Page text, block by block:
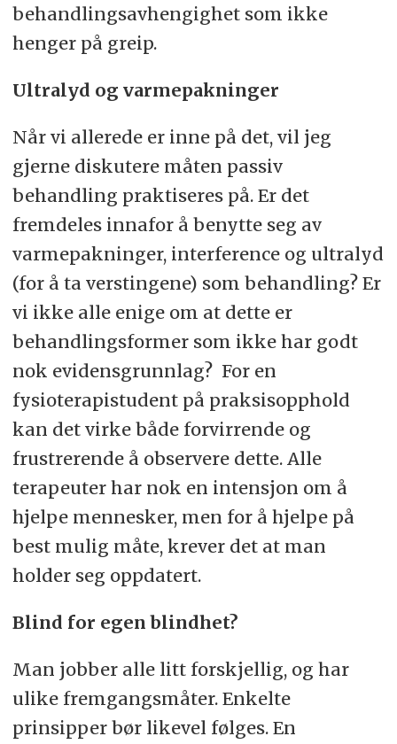
behandlingsavhengighet som ikke
henger på greip.
Ultralyd og varmepakninger
Når vi allerede er inne på det, vil jeg
gjerne diskutere måten passiv
behandling praktiseres på. Er det
fremdeles innafor å benytte seg av
varmepakninger, interference og ultralyd
(for å ta verstingene) som behandling? Er
vi ikke alle enige om at dette er
behandlingsformer som ikke har godt
nok evidensgrunnlag? For en
fysioterapistudent på praksisopphold
kan det virke både forvirrende og
frustrerende å observere dette. Alle
terapeuter har nok en intensjon om å
hjelpe mennesker, men for å hjelpe på
best mulig måte, krever det at man
holder seg oppdatert.
Blind for egen blindhet?
Man jobber alle litt forskjellig, og har
ulike fremgangsmåter. Enkelte
prinsipper bør likevel følges. En